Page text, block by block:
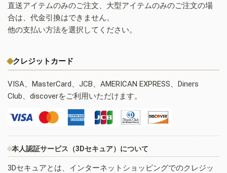
直送アイテムのみのご注文、大型アイテムのみのご注文の場
合は、代金引換はできません。
他の支払い方法を選択してください。
クレジットカード
VISA、MasterCard、JCB、AMERICAN EXPRESS、Diners
Club、discoverをご利用いただけます。
本人認証サービス（3Dセキュア）について
3Dセキュアとは、インターネットショッピングでのクレジッ